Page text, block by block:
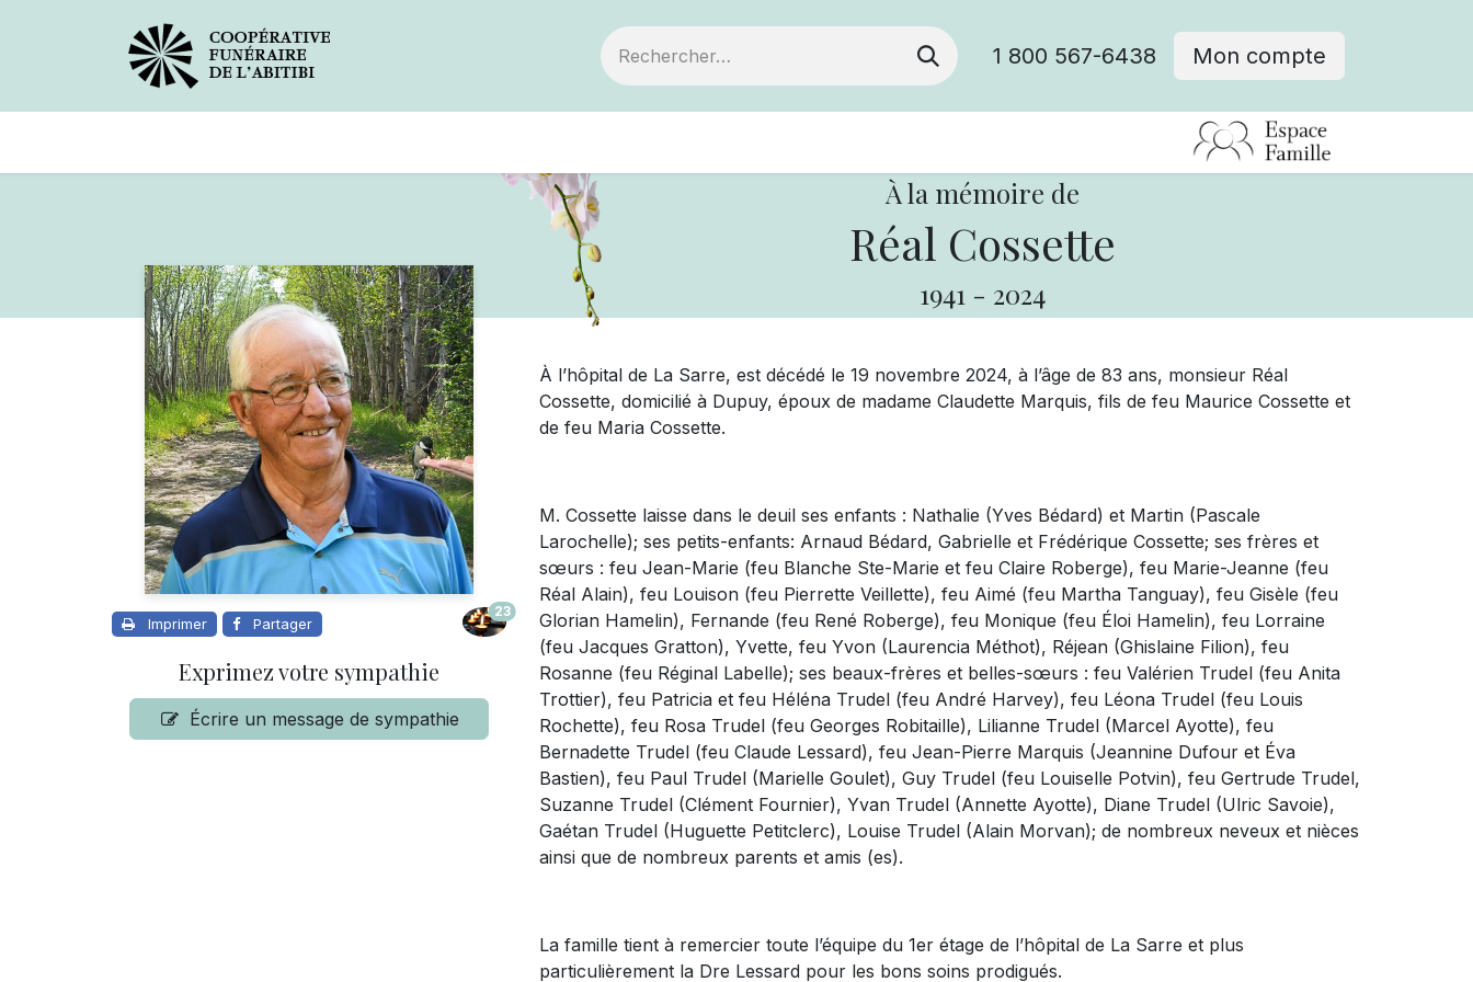
1 800 567-6438 Mon compte
À la mémoire de
Réal Cossette
1941 - 2024
Imprimer Partager
23
Exprimez votre sympathie
Écrire un message de sympathie
À l’hôpital de La Sarre, est décédé le 19 novembre 2024, à l’âge de 83 ans, monsieur Réal
Cossette, domicilié à Dupuy, époux de madame Claudette Marquis, fils de feu Maurice Cossette et
de feu Maria Cossette.
M. Cossette laisse dans le deuil ses enfants : Nathalie (Yves Bédard) et Martin (Pascale
Larochelle); ses petits-enfants: Arnaud Bédard, Gabrielle et Frédérique Cossette; ses frères et
sœurs : feu Jean-Marie (feu Blanche Ste-Marie et feu Claire Roberge), feu Marie-Jeanne (feu
Réal Alain), feu Louison (feu Pierrette Veillette), feu Aimé (feu Martha Tanguay), feu Gisèle (feu
Glorian Hamelin), Fernande (feu René Roberge), feu Monique (feu Éloi Hamelin), feu Lorraine
(feu Jacques Gratton), Yvette, feu Yvon (Laurencia Méthot), Réjean (Ghislaine Filion), feu
Rosanne (feu Réginal Labelle); ses beaux-frères et belles-sœurs : feu Valérien Trudel (feu Anita
Trottier), feu Patricia et feu Héléna Trudel (feu André Harvey), feu Léona Trudel (feu Louis
Rochette), feu Rosa Trudel (feu Georges Robitaille), Lilianne Trudel (Marcel Ayotte), feu
Bernadette Trudel (feu Claude Lessard), feu Jean-Pierre Marquis (Jeannine Dufour et Éva
Bastien), feu Paul Trudel (Marielle Goulet), Guy Trudel (feu Louiselle Potvin), feu Gertrude Trudel,
Suzanne Trudel (Clément Fournier), Yvan Trudel (Annette Ayotte), Diane Trudel (Ulric Savoie),
Gaétan Trudel (Huguette Petitclerc), Louise Trudel (Alain Morvan); de nombreux neveux et nièces
ainsi que de nombreux parents et amis (es).
La famille tient à remercier toute l’équipe du 1er étage de l’hôpital de La Sarre et plus
particulièrement la Dre Lessard pour les bons soins prodigués.